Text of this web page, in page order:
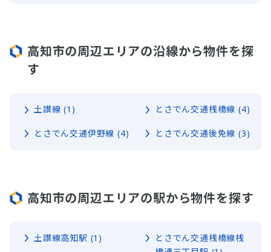
高知市の周辺エリアの沿線から物件を探
す
土讃線 (1) とさでん交通桟橋線 (4)
とさでん交通伊野線 (4) とさでん交通後免線 (3)
高知市の周辺エリアの駅から物件を探す
土讃線高知駅 (1)
とさでん交通桟橋線桟